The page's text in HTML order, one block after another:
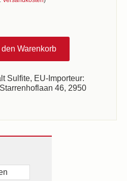
Sulfite, EU-Importeur:
46, 2950